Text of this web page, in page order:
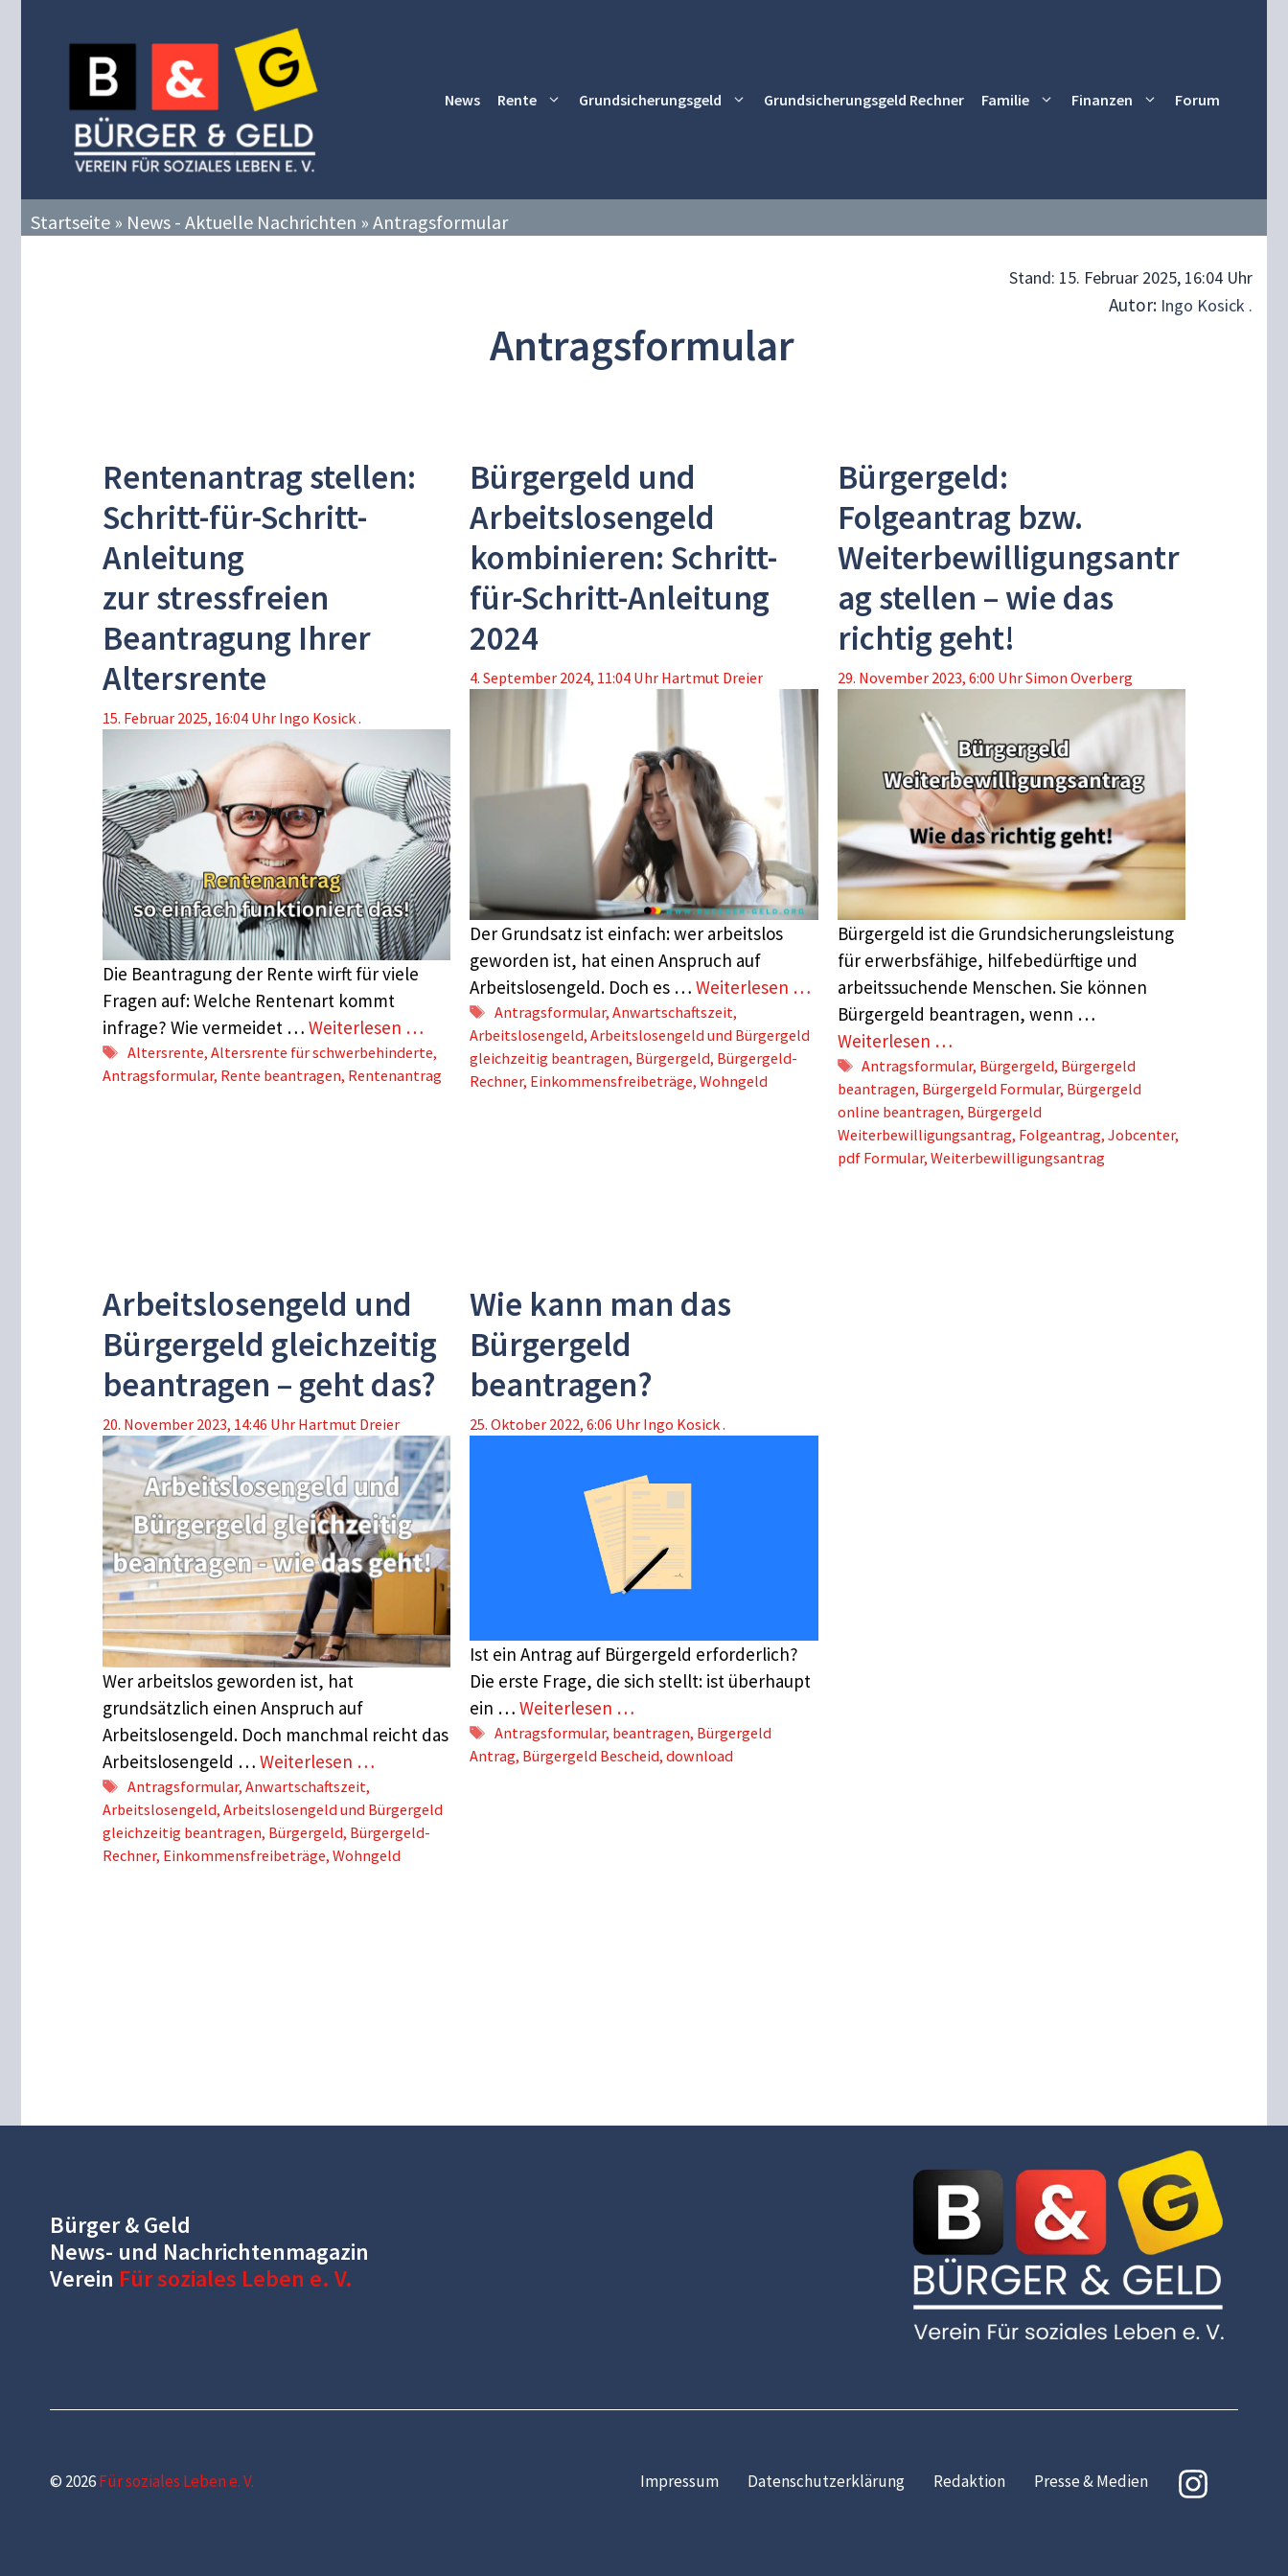
News Rente Grundsicherungsgeld Grundsicherungsgeld Rechner Familie Finanzen Forum
Startseite » News - Aktuelle Nachrichten » Antragsformular
Stand: 15. Februar 2025, 16:04 Uhr
Autor: Ingo Kosick .
Antragsformular
Rentenantrag stellen:
Schritt-für-Schritt-
Anleitung
zur stressfreien
Beantragung Ihrer
Altersrente
15. Februar 2025, 16:04 Uhr Ingo Kosick .
Die Beantragung der Rente wirft für viele
Fragen auf: Welche Rentenart kommt
infrage? Wie vermeidet … Weiterlesen …
Schlagwörter
Altersrente, Altersrente für schwerbehinderte,
Antragsformular, Rente beantragen, Rentenantrag
Bürgergeld und
Arbeitslosengeld
kombinieren: Schritt-
für-Schritt-Anleitung
2024
4. September 2024, 11:04 Uhr Hartmut Dreier
Der Grundsatz ist einfach: wer arbeitslos
geworden ist, hat einen Anspruch auf
Arbeitslosengeld. Doch es …Weiterlesen …
Schlagwörter
Antragsformular,Anwartschaftszeit,
Arbeitslosengeld,Arbeitslosengeld und Bürgergeld
gleichzeitig beantragen, Bürgergeld, Bürgergeld-
Rechner, Einkommensfreibeträge,Wohngeld
Bürgergeld:
Folgeantrag bzw.
Weiterbewilligungsantr
ag stellen – wie das
richtig geht!
29. November 2023, 6:00 UhrSimon Overberg
Bürgergeld ist die Grundsicherungsleistung
für erwerbsfähige, hilfebedürftige und
arbeitssuchende Menschen. Sie können
Bürgergeld beantragen, wenn …
Weiterlesen …
Schlagwörter
Antragsformular, Bürgergeld, Bürgergeld
beantragen, Bürgergeld Formular, Bürgergeld
online beantragen, Bürgergeld
Weiterbewilligungsantrag, Folgeantrag, Jobcenter,
pdf Formular, Weiterbewilligungsantrag
Arbeitslosengeld und
Bürgergeld gleichzeitig
beantragen – geht das?
20. November 2023, 14:46 Uhr Hartmut Dreier
Wer arbeitslos geworden ist, hat
grundsätzlich einen Anspruch auf
Arbeitslosengeld. Doch manchmal reicht das
Arbeitslosengeld … Weiterlesen …
Schlagwörter
Antragsformular, Anwartschaftszeit,
Arbeitslosengeld, Arbeitslosengeld und Bürgergeld
gleichzeitig beantragen, Bürgergeld, Bürgergeld-
Rechner, Einkommensfreibeträge, Wohngeld
Wie kann man das
Bürgergeld
beantragen?
25. Oktober 2022, 6:06 Uhr Ingo Kosick .
Ist ein Antrag auf Bürgergeld erforderlich?
Die erste Frage, die sich stellt: ist überhaupt
ein …Weiterlesen …
Schlagwörter
Antragsformular, beantragen, Bürgergeld
Antrag, Bürgergeld Bescheid,download
Bürger & Geld
News- und Nachrichtenmagazin
Verein Für soziales Leben e. V.
© 2026Für soziales Leben e. V. Impressum Datenschutzerklärung Redaktion Presse & Medien